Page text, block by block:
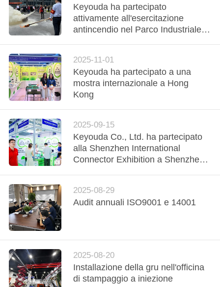
CONTROLLO
DI
QUALITÀ
CONTATTICI
RICHIEDA
UNA
CITAZIONE
SITEMAP
NORME
SULLA
PRIVACY
Keyouda ha partecipato
attivamente all'esercitazione
antincendio nel Parco Industriale
attraverso esercitazioni realistiche
2025-11-01
Keyouda ha partecipato a una
mostra internazionale a Hong
Kong
2025-09-15
Keyouda Co., Ltd. ha partecipato
alla Shenzhen International
Connector Exhibition a Shenzhen il
2025-08-29
Audit annuali ISO9001 e 14001
2025-08-20
Installazione della gru nell'officina
di stampaggio a iniezione